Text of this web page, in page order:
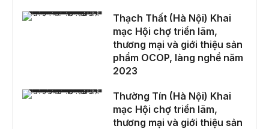
Thạch Thất (Hà Nội) Khai mạc Hội chợ triển lãm, thương mại và giới thiệu sản phẩm OCOP, làng nghề năm 2023
Thạch Thất (Hà Nội) Khai
mạc Hội chợ triển lãm,
thương mại và giới thiệu sản
phẩm OCOP, làng nghề năm
2023
Thường Tín (Hà Nội) Khai mạc Hội chợ triển lãm, thương mại và giới thiệu sản phẩm OCOP, làng nghề năm 2023
Thường Tín (Hà Nội) Khai
mạc Hội chợ triển lãm,
thương mại và giới thiệu sản